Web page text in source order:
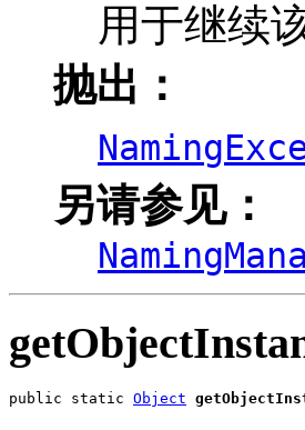
用于继续
抛出：
另请参见：
public static Object